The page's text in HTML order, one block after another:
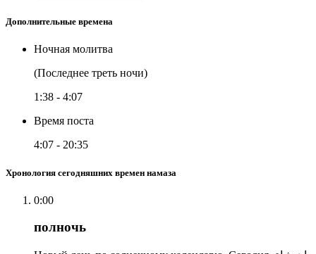
Дополнительные времена
Ночная молитва
(Последнее треть ночи)
1:38 - 4:07
Время поста
4:07 - 20:35
Хронология сегодняшних времен намаза
0:00
полночь